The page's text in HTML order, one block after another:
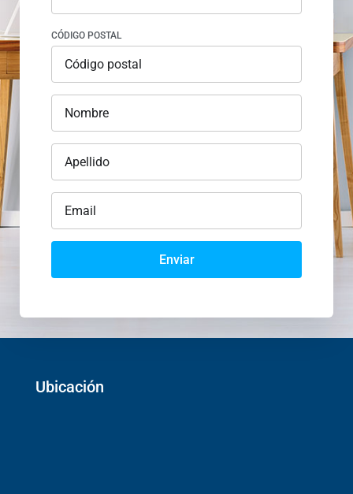
CÓDIGO POSTAL
Enviar
Ubicación